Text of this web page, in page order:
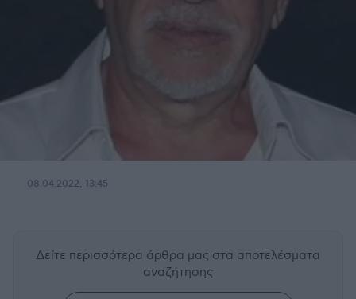
08.04.2022, 13:45
Δείτε περισσότερα άρθρα μας στα αποτελέσματα
αναζήτησης